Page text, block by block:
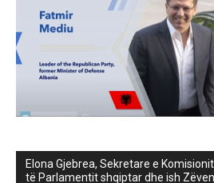
Elona Gjebrea, Sekretare e
të Parlamentit shqiptar dhe ish